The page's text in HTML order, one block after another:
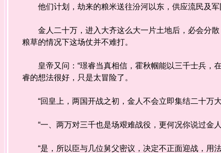
他们计划，劫来的粮米送往汾河以东，供应流民及军
金人二十万，进入大齐这么大一片土地后，必会分散
粮草的情况下这场仗并不难打。
皇帝又问：“璟睿当真相信，霍秋帼能以三千士兵，
睿的想法很好，只是太冒险了。
“回皇上，两国开战之初，金人不会立即集结二十万
“一、两万对三千也是场艰难战役，更何况你说过金
“是，所以臣与几位舅父密议，决定不正面迎战，用